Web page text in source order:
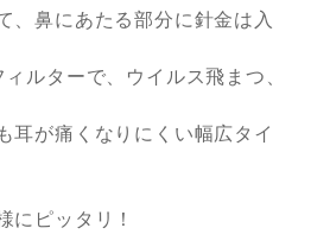
、鼻にあたる部分に針金は入
ルターで、ウイルス飛まつ、
耳が痛くなりにくい幅広タイ
にピッタリ！